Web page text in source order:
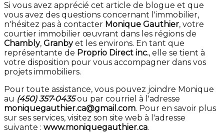
Si vous avez apprécié cet article de blogue et que
vous avez des questions concernant l'immobilier,
n'hésitez pas à contacter Monique Gauthier, votre
courtier immobilier œuvrant dans les régions de
Chambly, Granbyet les environs. En tant que
représentante de Proprio Direct inc., elle se tient à
votre disposition pour vous accompagner dans vos
projets immobiliers.
Pour toute assistance, vous pouvez joindre Monique
au (450) 357-0435ou par courriel à l'adresse
moniquegauthier.ca@gmail.com. Pour en savoir plus
sur ses services, visitez son site web à l'adresse
suivante : www.moniquegauthier.ca.